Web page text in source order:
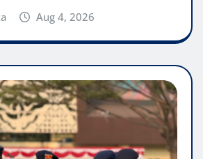
Aug 4, 2026